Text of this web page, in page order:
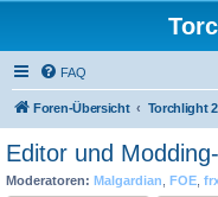
FAQ
Foren-Übersicht Torchlight 2
Editor und
Moderatoren: Malgardian FOE